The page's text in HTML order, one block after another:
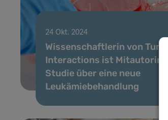
24 Okt. 2024
Wissenschaftlerin von
Interactions ist Mitautorin
Studie über eine neue
Leukämiebehandlung